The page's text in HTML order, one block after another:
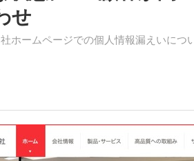
せ
ホームページでの個人情報漏えいにつ